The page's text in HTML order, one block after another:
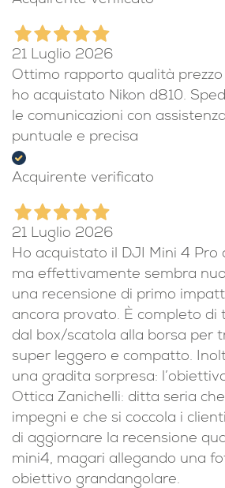
21 Luglio 2026
Ottimo rapporto qualità
ho acquistato Nikon d810.
le comunicazioni con
puntuale e precisa
Acquirente verificato
21 Luglio 2026
Ho acquistato il DJI Mini 4 Pro
ma effettivamente sembra
una recensione di primo
ancora provato. È completo di
dal box/scatola alla borsa per
super leggero e compatto.
una gradita sorpresa:
Ottica Zanichelli: ditta seria
impegni e che si coccola i
di aggiornare la recensione
mini4, magari allegando una
obiettivo grandangolare.